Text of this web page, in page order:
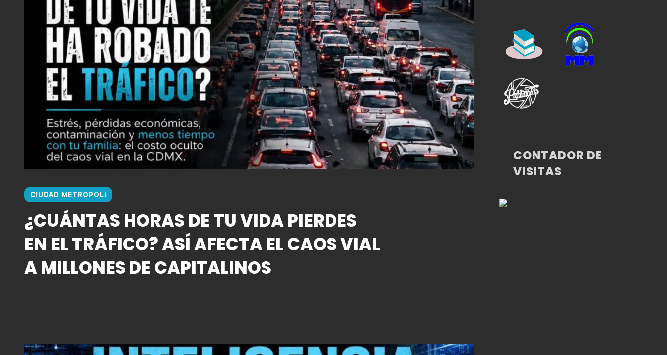
CIUDAD METROPOLI
¿CUÁNTAS HORAS DE TU VIDA PIERDES
EN EL TRÁFICO? ASÍ AFECTA EL CAOS VIAL
A MILLONES DE CAPITALINOS
CONTADOR DE
VISITAS